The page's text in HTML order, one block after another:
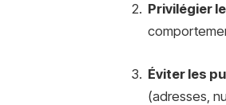
Privilégier
Éviter les
(adresses,